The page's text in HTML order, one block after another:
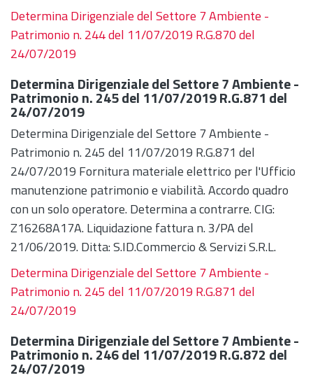
Determina Dirigenziale del Settore 7 Ambiente -
Patrimonio n. 244 del 11/07/2019 R.G.870 del
24/07/2019
Determina Dirigenziale del Settore 7 Ambiente -
Patrimonio n. 245 del 11/07/2019 R.G.871 del
24/07/2019
Determina Dirigenziale del Settore 7 Ambiente -
Patrimonio n. 245 del 11/07/2019 R.G.871 del
24/07/2019 Fornitura materiale elettrico per l'Ufficio
manutenzione patrimonio e viabilità. Accordo quadro
con un solo operatore. Determina a contrarre. CIG:
Z16268A17A. Liquidazione fattura n. 3/PA del
21/06/2019. Ditta: S.ID.Commercio & Servizi S.R.L.
Determina Dirigenziale del Settore 7 Ambiente -
Patrimonio n. 245 del 11/07/2019 R.G.871 del
24/07/2019
Determina Dirigenziale del Settore 7 Ambiente -
Patrimonio n. 246 del 11/07/2019 R.G.872 del
24/07/2019